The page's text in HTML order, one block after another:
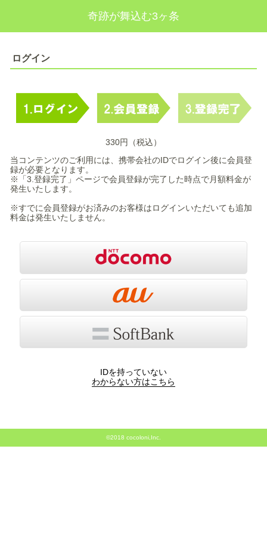
奇跡が舞込む3ヶ条
ログイン
330円（税込）
当コンテンツのご利用には、携帯会社のIDでログイン後に会員登
録が必要となります。
※「3.登録完了」ページで会員登録が完了した時点で月額料金が
発生いたします。
※すでに会員登録がお済みのお客様はログインいただいても追加
料金は発生いたしません。
IDを持っていない
わからない方はこちら
©2018 cocoloni,Inc.